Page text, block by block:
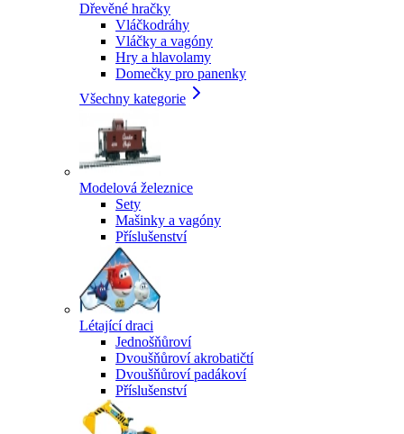
Dřevěné hračky
Vláčkodráhy
Vláčky a vagóny
Hry a hlavolamy
Domečky pro panenky
Všechny kategorie
Modelová železnice
Sety
Mašinky a vagóny
Příslušenství
Létající draci
Jednošňůroví
Dvoušňůroví akrobatičtí
Dvoušňůroví padákoví
Příslušenství